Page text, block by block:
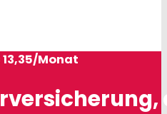
13,35/Monat